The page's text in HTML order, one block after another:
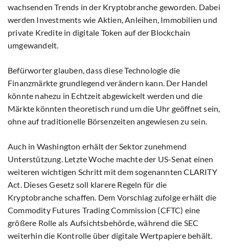
wachsenden Trends in der Kryptobranche geworden. Dabei
werden Investments wie Aktien, Anleihen, Immobilien und
private Kredite in digitale Token auf der Blockchain
umgewandelt.
Befürworter glauben, dass diese Technologie die
Finanzmärkte grundlegend verändern kann. Der Handel
könnte nahezu in Echtzeit abgewickelt werden und die
Märkte könnten theoretisch rund um die Uhr geöffnet sein,
ohne auf traditionelle Börsenzeiten angewiesen zu sein.
Auch in Washington erhält der Sektor zunehmend
Unterstützung. Letzte Woche machte der US-Senat einen
weiteren wichtigen Schritt mit dem sogenannten CLARITY
Act. Dieses Gesetz soll klarere Regeln für die
Kryptobranche schaffen. Dem Vorschlag zufolge erhält die
Commodity Futures Trading Commission (CFTC) eine
größere Rolle als Aufsichtsbehörde, während die SEC
weiterhin die Kontrolle über digitale Wertpapiere behält.